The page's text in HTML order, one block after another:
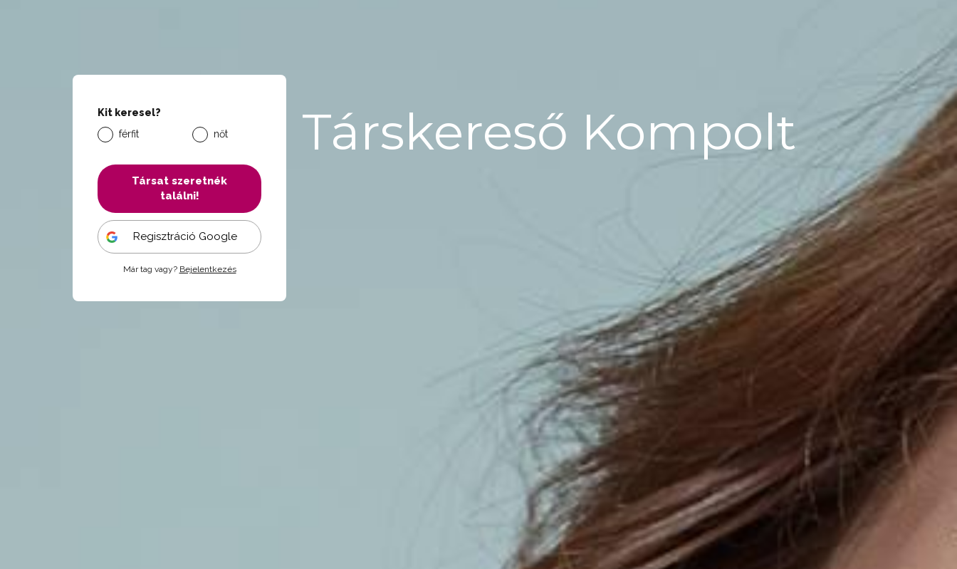
Kit keresel?
férfit
nőt
Társat szeretnék
találni!
Regisztráció Google
Már tag vagy? Bejelentkezés
Társkereső Kompolt